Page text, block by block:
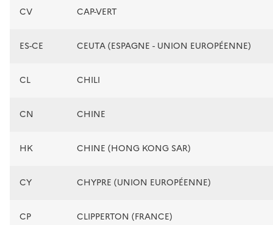
CV CAP-VERT
ES-CE CEUTA (ESPAGNE - UNION EUROPÉENNE)
CL CHILI
CN CHINE
HK CHINE (HONG KONG SAR)
CY CHYPRE (UNION EUROPÉENNE)
CP CLIPPERTON (FRANCE)